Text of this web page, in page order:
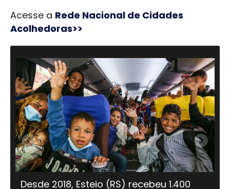
Acesse a Rede Nacional de Cidades
Acolhedoras>>
Desde 2018, Esteio (RS) recebeu 1.400